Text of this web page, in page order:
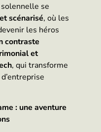
se
scénarisé, où les
les héros
contraste
et
, qui transforme
: une aventure